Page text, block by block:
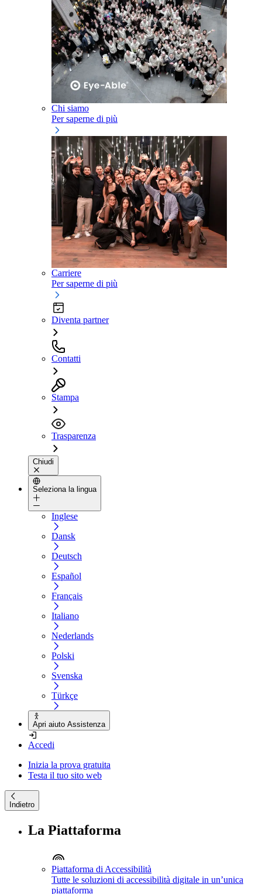
Chi siamo
Per saperne di più
Carriere
Per saperne di più
Diventa partner
Contatti
Stampa
Trasparenza
Chiudi
Seleziona la lingua
Inglese
Dansk
Deutsch
Español
Français
Italiano
Nederlands
Polski
Svenska
Türkçe
Apri aiuto Assistenza
Accedi
Inizia la prova gratuita
Testa il tuo sito web
Indietro
La Piattaforma
Piattaforma di Accessibilità
Tutte le soluzioni di accessibilità digitale in un’unica
piattaforma